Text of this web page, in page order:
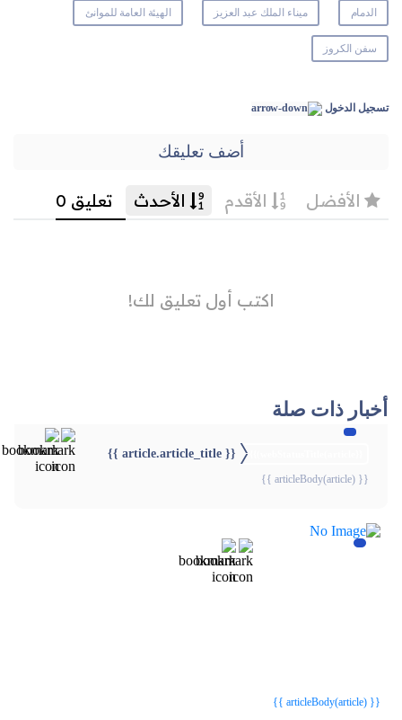
الدمام ميناء الملك عبد العزيز الهيئة العامة للموانئ
سفن الكروز
تسجيل الدخول
أضف تعليقك
أخبار ذات صلة
{{ article.article_title }}
{{ articleBody(article) }}
{{ articleBody(article) }}